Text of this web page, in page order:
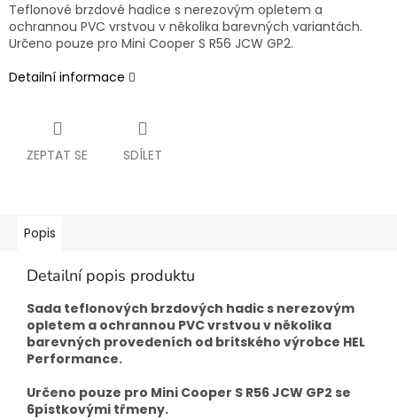
Teflonové brzdové hadice s nerezovým opletem a
ochrannou PVC vrstvou v několika barevných variantách.
Určeno pouze pro Mini Cooper S R56 JCW GP2.
Detailní informace
ZEPTAT SE SDÍLET
Popis
Detailní popis produktu
Sada teflonových brzdových hadic s nerezovým
opletem a ochrannou PVC vrstvou v několika
barevných provedeních od britského výrobce HEL
Performance.
Určeno pouze pro Mini Cooper S R56 JCW GP2 se
6pístkovými třmeny.